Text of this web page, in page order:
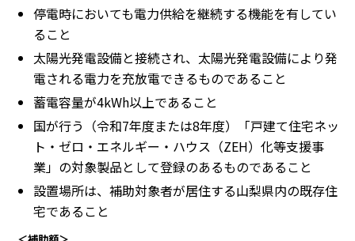
停電時においても電力供給を継続する機能を有してい
ること
太陽光発電設備と接続され、太陽光発電設備により発
電される電力を充放電できるものであること
蓄電容量が4kWh以上であること
国が行う（令和7年度または8年度）「戸建て住宅ネッ
ト・ゼロ・エネルギー・ハウス（ZEH）化等支援事
業」の対象製品として登録のあるものであること
設置場所は、補助対象者が居住する山梨県内の既存住
宅であること